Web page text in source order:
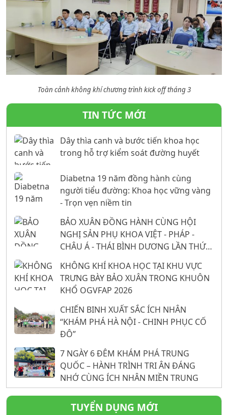
Toàn cảnh không khí chương trình kick off tháng 3
TIN TỨC MỚI
Dây thìa canh và bước tiến khoa học
trong hỗ trợ kiểm soát đường huyết
Diabetna 19 năm đồng hành cùng
người tiểu đường: Khoa học vững vàng
- Trọn vẹn niềm tin
BẢO XUÂN ĐỒNG HÀNH CÙNG HỘI
NGHỊ SẢN PHỤ KHOA VIỆT - PHÁP -
CHÂU Á - THÁI BÌNH DƯƠNG LẦN THỨ
26: 16 NĂM KHẲNG ĐỊNH VỊ THẾ TỪ
NỀN TẢNG KHOA HỌC
KHÔNG KHÍ KHOA HỌC TẠI KHU VỰC
TRƯNG BÀY BẢO XUÂN TRONG KHUÔN
KHỔ OGVFAP 2026
CHIẾN BINH XUẤT SẮC ÍCH NHÂN
“KHÁM PHÁ HÀ NỘI - CHINH PHỤC CỐ
ĐÔ”
7 NGÀY 6 ĐÊM KHÁM PHÁ TRUNG
QUỐC – HÀNH TRÌNH TRI ÂN ĐÁNG
NHỚ CÙNG ÍCH NHÂN MIỀN TRUNG
TUYỂN DỤNG MỚI